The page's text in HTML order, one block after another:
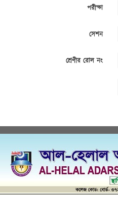
পরীক্ষা
সেশন
শ্রেণীর রোল নং